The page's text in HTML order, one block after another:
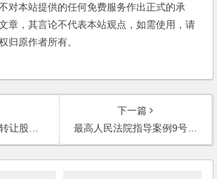
对本站提供的任何免费服务作出正式的承
章，其言论不代表本站观点，如需使用，请
归原作者所有。
问题分析
下一篇
最高人民法院指导案例9号上海存亮贸易有限公司诉蒋志东、王卫明等买卖合同纠纷案